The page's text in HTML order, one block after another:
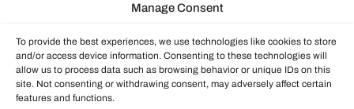
Manage Consent
To provide the best experiences, we use technologies like cookies to store
and/or access device information. Consenting to these technologies will
allow us to process data such as browsing behavior or unique IDs on this
site. Not consenting or withdrawing consent, may adversely affect certain
features and functions.
Además, Dream Yacht te ofrece una ventaja
exclusiva: la posibilidad de compartir tus semanas
de uso como propietario con familiares y amigos
para que ellos también puedan disfrutar de la
experiencia.